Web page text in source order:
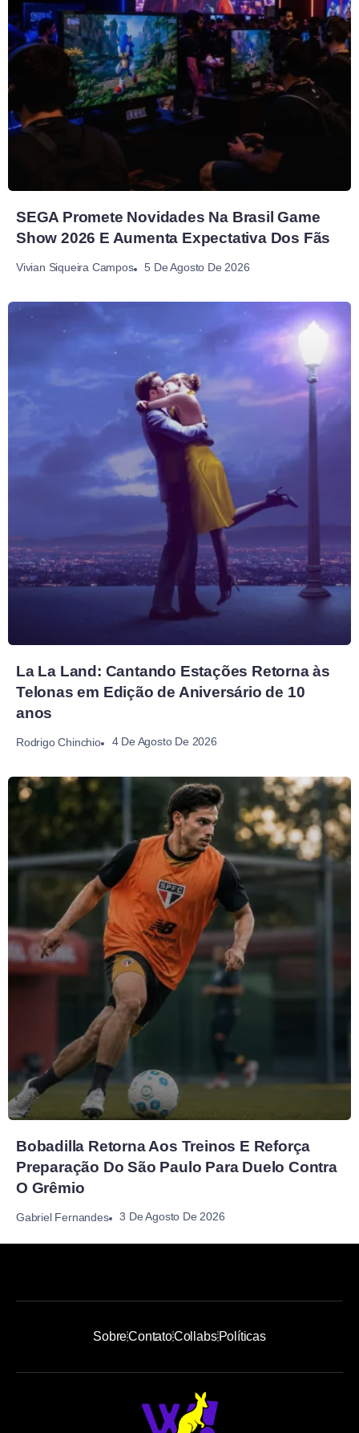
SEGA Promete Novidades Na Brasil Game
Show 2026 E Aumenta Expectativa Dos Fãs
Vivian Siqueira Campos 5 De Agosto De 2026
La La Land: Cantando Estações Retorna às
Telonas em Edição de Aniversário de 10
anos
Rodrigo Chinchio 4 De Agosto De 2026
Bobadilla Retorna Aos Treinos E Reforça
Preparação Do São Paulo Para Duelo Contra
O Grêmio
Gabriel Fernandes 3 De Agosto De 2026
SobreContatoCollabsPolíticas